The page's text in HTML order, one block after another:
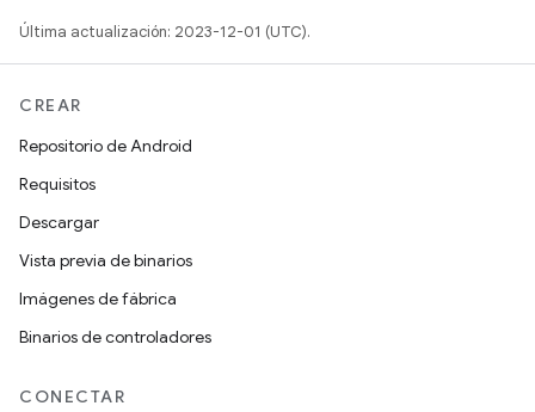
Última actualización: 2023-12-01 (UTC).
CREAR
Repositorio de Android
Requisitos
Descargar
Vista previa de binarios
Imágenes de fábrica
Binarios de controladores
CONECTAR